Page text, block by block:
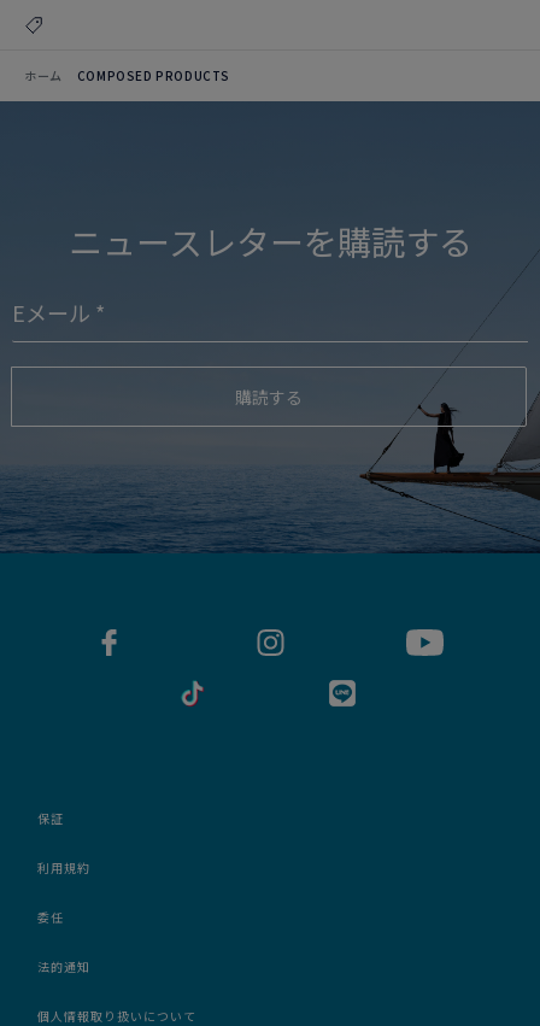
ホーム COMPOSED PRODUCTS
ニュースレターを購読する
購読する
保証
利用規約
委任
法的通知
個人情報取り扱いについて